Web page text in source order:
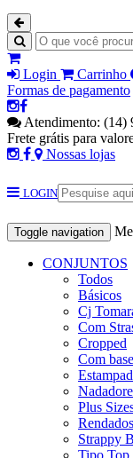
Login Carrinho
Formas de pagamento
Atendimento: (14)
Frete grátis para
Nossas lojas
LOGIN
Toggle navigation
CONJUNTOS
Todos
Básicos
Cj
Com
Cropped
Com
Plus
Rendados
Strappy